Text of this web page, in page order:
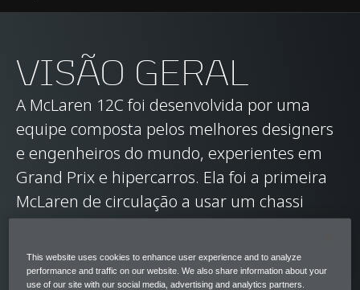
VISÃO GERAL
A McLaren 12C foi desenvolvida por uma
equipe composta pelos melhores designers
e engenheiros do mundo, experientes em
Grand Prix e hipercarros. Ela foi a primeira
McLaren de circulação a usar um chassi
MonoCell de fibra de carbono de peça única,
proporcionando muita resistência e peso
baixo. Antigamente as equipes da McLaren
This website uses cookies to enhance user experience and to analyze
performance and traffic on our website. We also share information about your
use of our site with our social media, advertising and analytics partners.